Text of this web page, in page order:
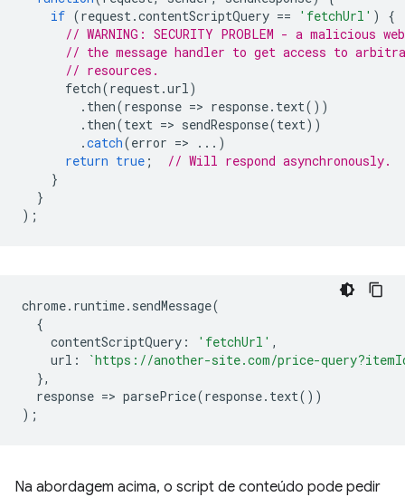
if (request.contentScriptQuery == 'fetchUrl' )
{
// WARNING: SECURITY PROBLEM - a malicious
// the message handler to get access to
// resources.
fetch(request.url)
. then(response => response. text())
. then(text => sendResponse(text))
.catch(error =>
...)
return true ;
// Will respond asynchronously.
}
}
);
chrome. runtime. sendMessage(
{
contentScriptQuery : 'fetchUrl' ,
url :
`https://another-site.com/price-
},
response => parsePrice(response. text())
);
Na abordagem acima, o script de conteúdo pode pedir